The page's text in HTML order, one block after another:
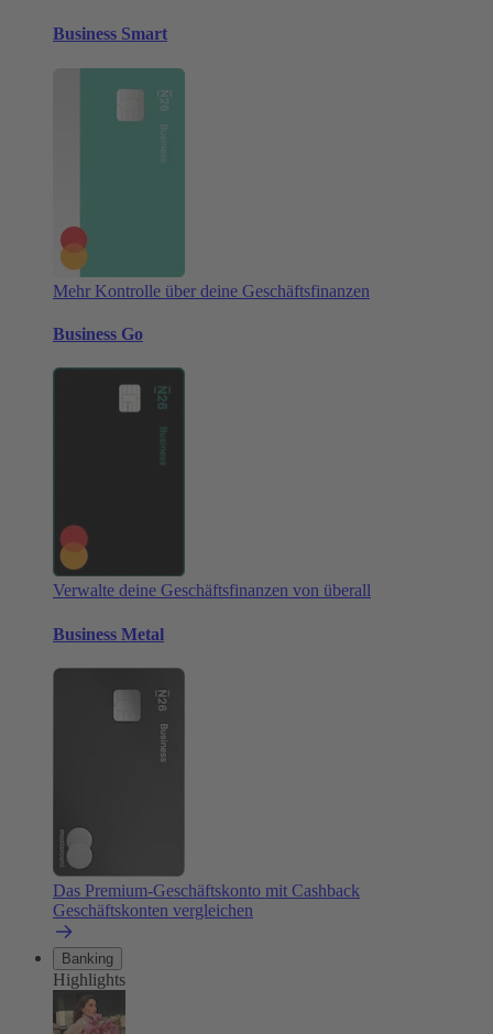
Business Smart
Mehr Kontrolle über deine Geschäftsfinanzen
Business Go
Verwalte deine Geschäftsfinanzen von überall
Business Metal
Das Premium-Geschäftskonto mit Cashback
Geschäftskonten vergleichen
Banking
Highlights